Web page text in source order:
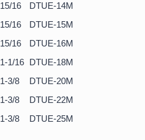
15/16
DTUE-14M
15/16
DTUE-15M
15/16
DTUE-16M
1-1/16 DTUE-18M
1-3/8
DTUE-20M
1-3/8
DTUE-22M
1-3/8 DTUE-25M